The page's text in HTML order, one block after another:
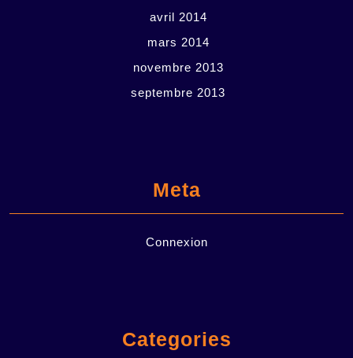
avril 2014
mars 2014
novembre 2013
septembre 2013
Meta
Connexion
Categories